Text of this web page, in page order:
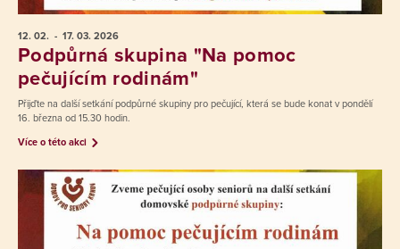
12. 02. - 17. 03. 2026
Podpůrná skupina "Na pomoc
pečujícím rodinám"
Přijďte na další setkání podpůrné skupiny pro pečující, která se bude konat v pondělí
16. března od 15.30 hodin.
Více o této akci